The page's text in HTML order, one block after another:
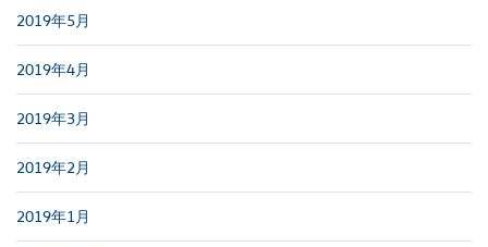
2019年5月
2019年4月
2019年3月
2019年2月
2019年1月